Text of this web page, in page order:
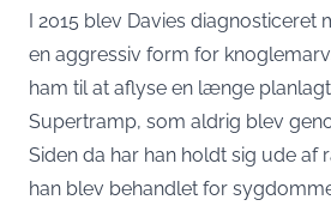
I 2015 blev Davies diagnosticeret
en aggressiv form for
ham til at aflyse en længe
Supertramp, som aldrig blev
Siden da har han holdt sig ude af
han blev behandlet for